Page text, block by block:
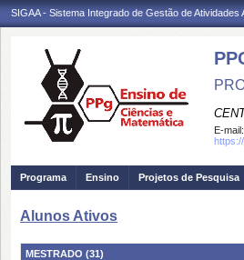
SIGAA - Sistema Integrado de Gestão de Atividades
E-mail:
Programa Ensino Projetos de Pesquisa
Alunos Ativos
MESTRADO (31)